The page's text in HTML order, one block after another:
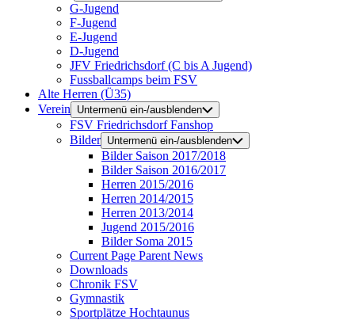
G-Jugend
F-Jugend
E-Jugend
D-Jugend
JFV Friedrichsdorf (C bis A Jugend)
Fussballcamps beim FSV
Alte Herren (Ü35)
Verein
Untermenü ein-/ausblenden
FSV Friedrichsdorf Fanshop
Bilder Untermenü ein-/ausblenden
Bilder Saison 2017/2018
Bilder Saison 2016/2017
Herren 2015/2016
Herren 2014/2015
Herren 2013/2014
Jugend 2015/2016
Bilder Soma 2015
Current Page Parent News
Downloads
Chronik FSV
Gymnastik
Sportplätze Hochtaunus